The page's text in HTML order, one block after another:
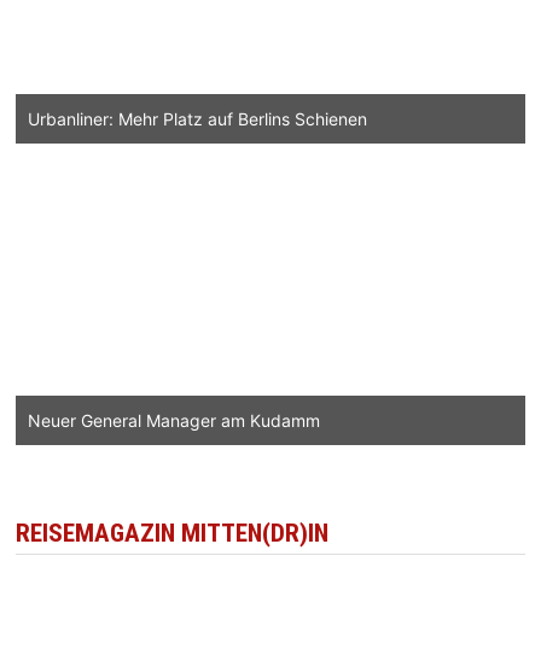
Urbanliner: Mehr Platz auf Berlins Schienen
Neuer General Manager am Kudamm
REISEMAGAZIN MITTEN(DR)IN